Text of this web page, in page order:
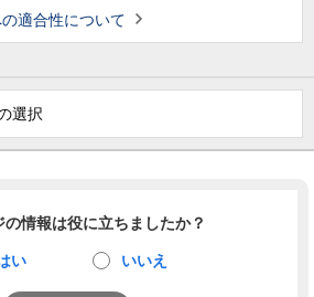
適合性について
選択
の情報は役に立ちましたか？
い いいえ